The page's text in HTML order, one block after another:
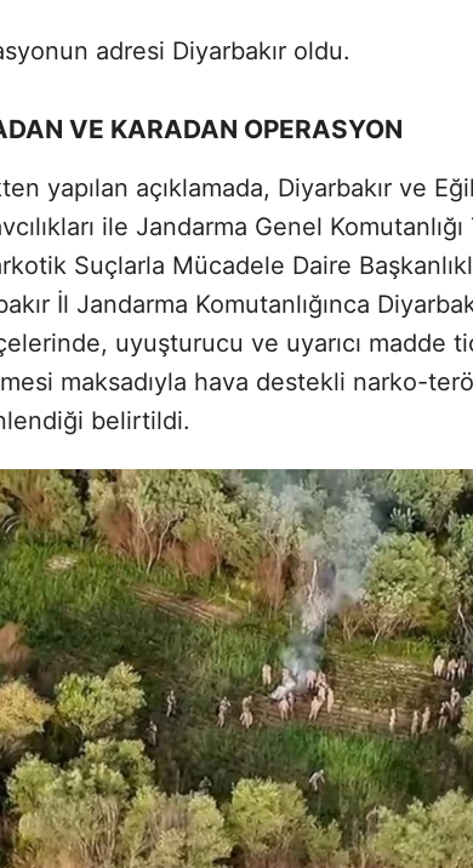
adresi Diyarbakır oldu.
VE KARADAN OPERASYON
yapılan açıklamada, Diyarbakır ve
ile Jandarma Genel
Suçlarla Mücadele Daire
İl Jandarma Komutanlığınca
uyuşturucu ve uyarıcı madde
maksadıyla hava destekli narko-
belirtildi.